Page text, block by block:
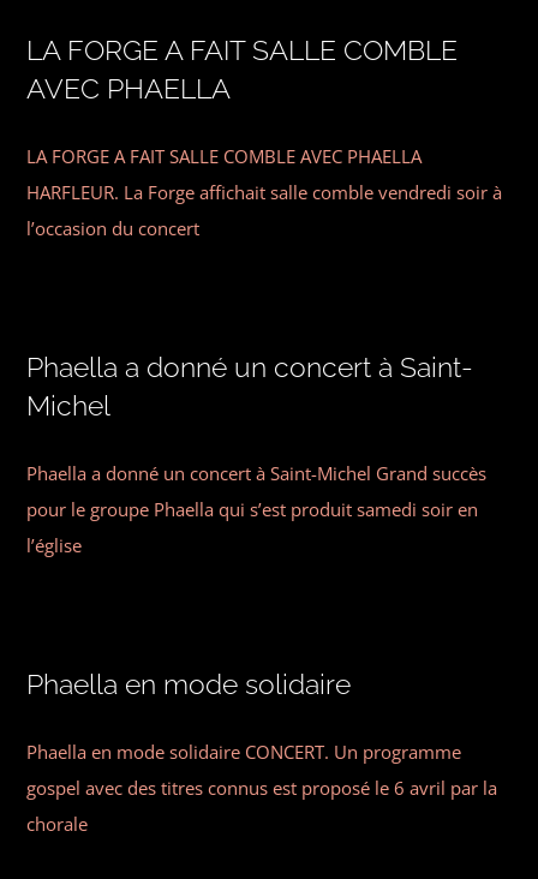
LA FORGE A FAIT SALLE COMBLE
AVEC PHAELLA
LA FORGE A FAIT SALLE COMBLE AVEC PHAELLA
HARFLEUR. La Forge affichait salle comble vendredi soir à
l’occasion du concert
Phaella a donné un concert à Saint-
Michel
Phaella a donné un concert à Saint-Michel Grand succès
pour le groupe Phaella qui s’est produit samedi soir en
l’église
Phaella en mode solidaire
Phaella en mode solidaire CONCERT. Un programme
gospel avec des titres connus est proposé le 6 avril par la
chorale